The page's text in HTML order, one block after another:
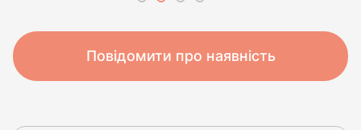
Повідомити про наявність